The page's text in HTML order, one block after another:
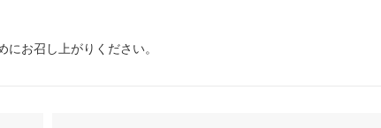
お召し上がりください。